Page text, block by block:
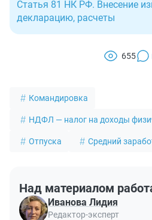
Статья 81 НК РФ. Внесение
декларацию, расчеты
655
Командировка
НДФЛ — налог на доходы
Отпуска Средний
Над материалом
Иванова Лидия
Редактор-эксперт